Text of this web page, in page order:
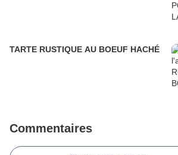
TARTE RUSTIQUE AU BOEUF HACHÉ
Commentaires